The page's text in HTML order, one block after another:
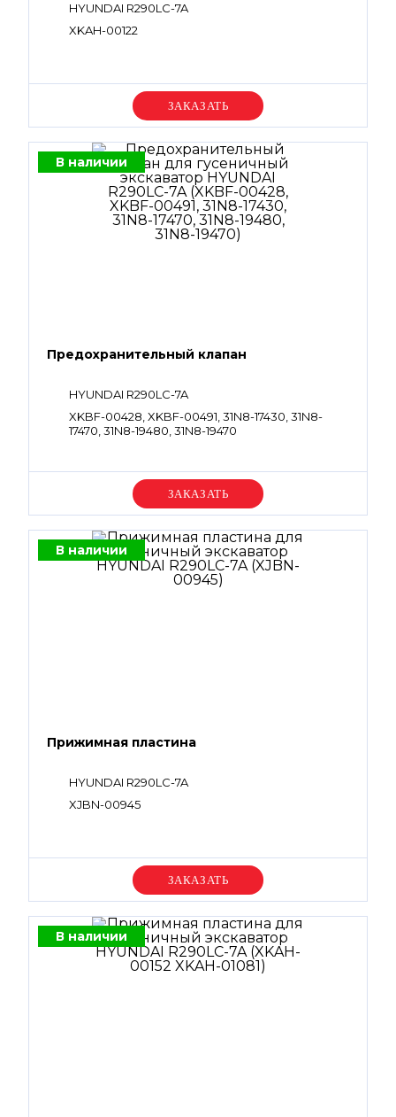
HYUNDAI R290LC-7A
XKAH-00122
Уточняйте цену
В наличии
Предохранительный клапан
HYUNDAI R290LC-7A
XKBF-00428, XKBF-00491, 31N8-17430, 31N8-
17470, 31N8-19480, 31N8-19470
Уточняйте цену
В наличии
Прижимная пластина
HYUNDAI R290LC-7A
XJBN-00945
Уточняйте цену
В наличии